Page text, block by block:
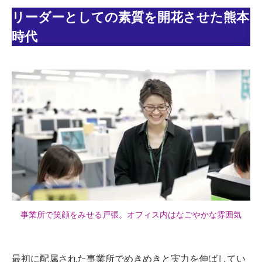
リーダーとしての素質を開花させた熊本
時代
事業所で笑顔をみせる戸張。オフィス内はなごやかな雰囲気
最初に配属された事業所でめきめきと実力を伸ばしてい